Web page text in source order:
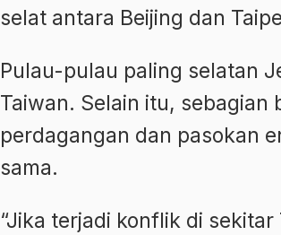
selat antara Beijing dan
Pulau-pulau paling selatan
Taiwan. Selain itu,
perdagangan dan pasokan
sama.
“Jika terjadi konflik di